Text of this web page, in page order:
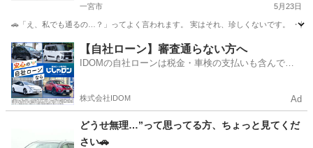
一宮市 5月23日
🚗「え、私でも通るの…？」ってよく言われます。 実はそれ、珍しくないです。 ・
愛知 一宮市 ティアナ
【自社ローン】審査通らない方へ
IDOMの自社ローンは税金・車検の支払いも含んでい
株式会社IDOM Ad
どうせ無理…”って思ってる方、ちょっと見てくだ
さい🚗